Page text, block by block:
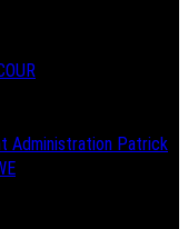
Administration Patrick